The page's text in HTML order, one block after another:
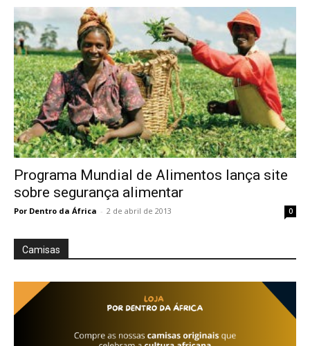
Programa Mundial de Alimentos lança site
sobre segurança alimentar
Por Dentro da África - 2 de abril de 2013 0
Camisas